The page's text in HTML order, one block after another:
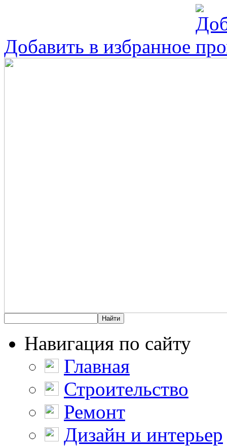
Добавить в избранное
Навигация по сайту
Главная
Строительство
Ремонт
Дизайн и интерьер